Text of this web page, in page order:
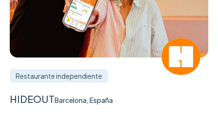
Restaurante independiente
HIDEOUTBarcelona, España